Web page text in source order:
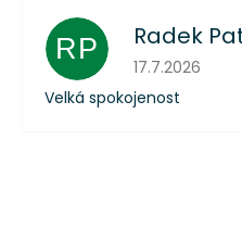
RP Radek
Hodnocení
17.7.2026
Velká spokojenost